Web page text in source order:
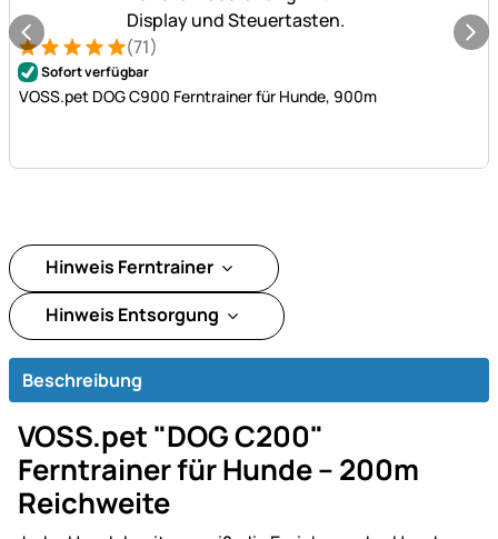
Bewertung: 5 von 5 (71 Bewertungen)
71 Bewertungen
(71)
Sofort verfügbar
VOSS.pet DOG C900 Ferntrainer für Hunde, 900m
Hinweis Ferntrainer
Hinweis Entsorgung
Beschreibung
VOSS.pet "DOG C200"
Ferntrainer für Hunde – 200m
Reichweite